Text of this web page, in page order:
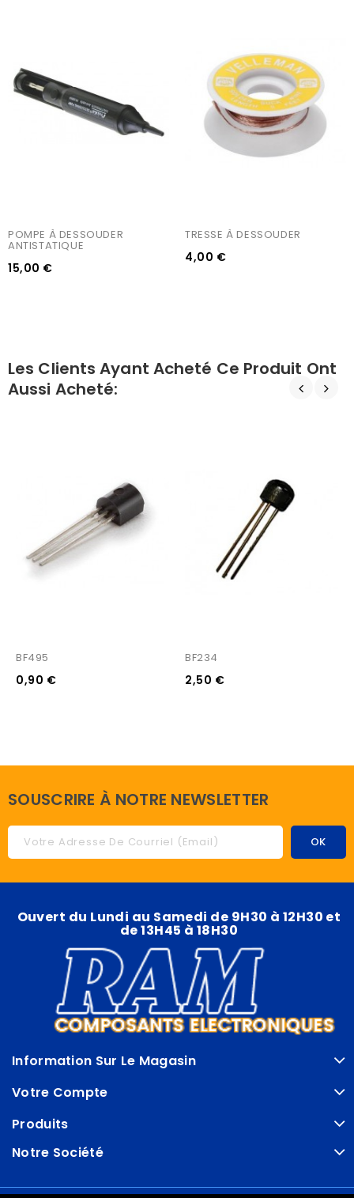
POMPE À DESSOUDER
ANTISTATIQUE
15,00 €
TRESSE À DESSOUDER
4,00 €
Les Clients Ayant Acheté Ce Produit Ont
Aussi Acheté:
BF495
0,90 €
BF234
2,50 €
SOUSCRIRE À NOTRE NEWSLETTER
Ouvert du Lundi au Samedi de 9H30 à 12H30 et
de 13H45 à 18H30
Information Sur Le Magasin
Votre Compte
Produits
Notre Société